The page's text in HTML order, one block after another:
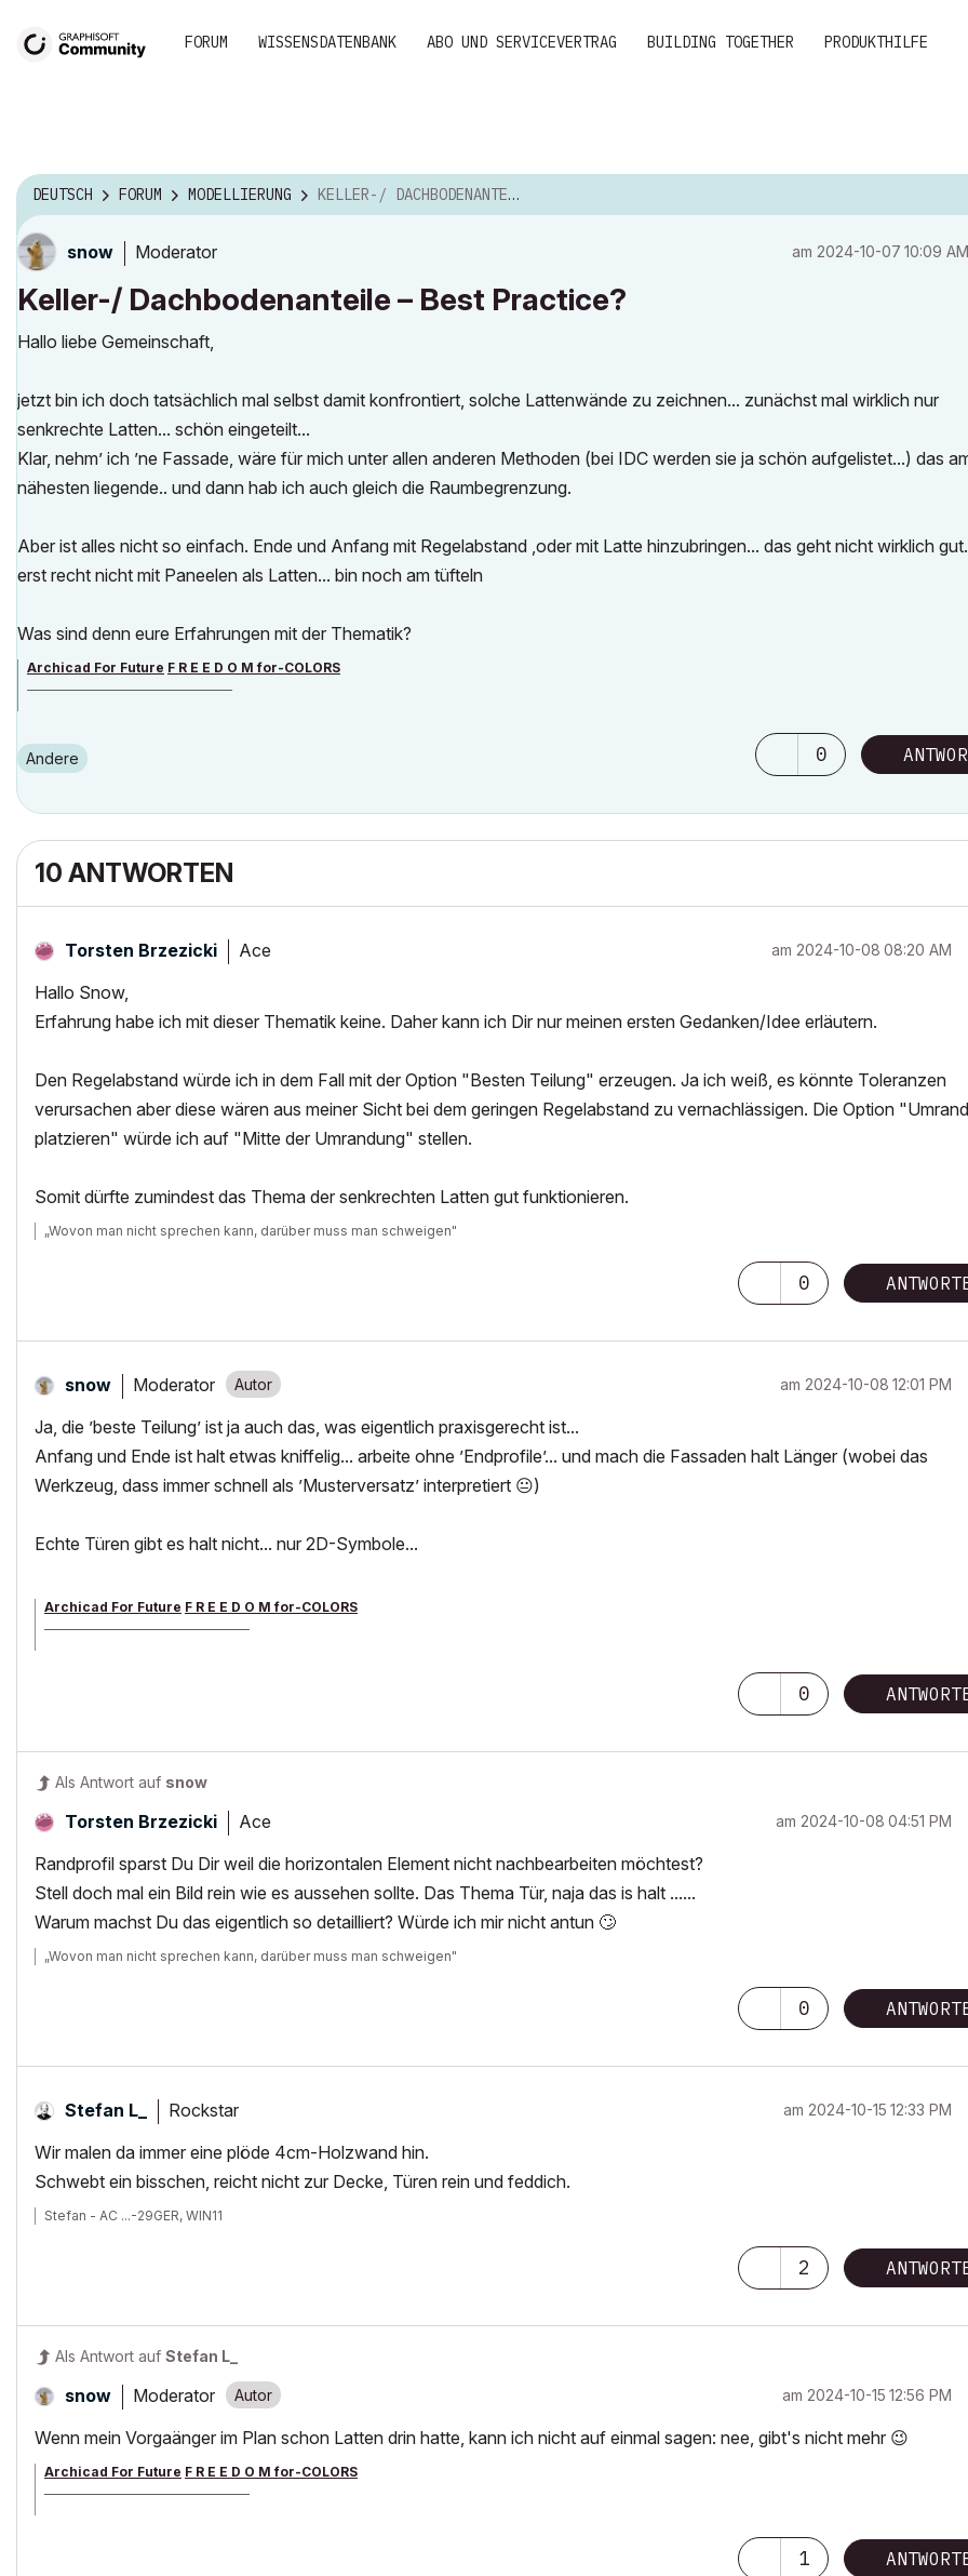
FORUM WISSENSDATENBANK ABO UND SERVICEVERTRAG BUILDING TOGETHER PRODUKTHILFE
DEUTSCH FORUM MODELLIERUNG KELLER-/ DACHBODENANTEILE – BEST PRACTICE?
snow Moderator am ‎2024-10-07 10:09 AM
Keller-/ Dachbodenanteile – Best Practice?
Hallo liebe Gemeinschaft,
jetzt bin ich doch tatsächlich mal selbst damit konfrontiert, solche Lattenwände zu zeichnen... zunächst mal wirklich nur
senkrechte Latten... schön eingeteilt...
Klar, nehm’ ich ’ne Fassade, wäre für mich unter allen anderen Methoden (bei IDC werden sie ja schön aufgelistet...) das
nähesten liegende.. und dann hab ich auch gleich die Raumbegrenzung.
Aber ist alles nicht so einfach. Ende und Anfang mit Regelabstand ,oder mit Latte hinzubringen... das geht nicht wirklich
erst recht nicht mit Paneelen als Latten... bin noch am tüfteln
Was sind denn eure Erfahrungen mit der Thematik?
Archicad For Future F R E E D O M for-COLORS
Andere 0
10 ANTWORTEN
Torsten Brzezicki Ace am ‎2024-10-08 08:20 AM
Hallo Snow,
Erfahrung habe ich mit dieser Thematik keine. Daher kann ich Dir nur meinen ersten Gedanken/Idee erläutern.
Den Regelabstand würde ich in dem Fall mit der Option "Besten Teilung" erzeugen. Ja ich weiß, es könnte Toleranzen
verursachen aber diese wären aus meiner Sicht bei dem geringen Regelabstand zu vernachlässigen. Die Option
platzieren" würde ich auf "Mitte der Umrandung" stellen.
Somit dürfte zumindest das Thema der senkrechten Latten gut funktionieren.
„Wovon man nicht sprechen kann, darüber muss man schweigen"
0
snow Moderator am ‎2024-10-08 12:01 PM
Ja, die ’beste Teilung’ ist ja auch das, was eigentlich praxisgerecht ist...
Anfang und Ende ist halt etwas kniffelig... arbeite ohne ’Endprofile’... und mach die Fassaden halt Länger (wobei das
Werkzeug, dass immer schnell als ’Musterversatz’ interpretiert 😐)
Echte Türen gibt es halt nicht... nur 2D-Symbole...
Archicad For Future F R E E D O M for-COLORS
0
Als Antwort auf snow
Torsten Brzezicki Ace am ‎2024-10-08 04:51 PM
Randprofil sparst Du Dir weil die horizontalen Element nicht nachbearbeiten möchtest?
Stell doch mal ein Bild rein wie es aussehen sollte. Das Thema Tür, naja das is halt ......
Warum machst Du das eigentlich so detailliert? Würde ich mir nicht antun 🙄
„Wovon man nicht sprechen kann, darüber muss man schweigen"
0
Stefan L_ Rockstar am ‎2024-10-15 12:33 PM
Wir malen da immer eine plöde 4cm-Holzwand hin.
Schwebt ein bisschen, reicht nicht zur Decke, Türen rein und feddich.
Stefan - AC ...-29GER, WIN11
2
Als Antwort auf Stefan L_
snow Moderator am ‎2024-10-15 12:56 PM
Wenn mein Vorgaänger im Plan schon Latten drin hatte, kann ich nicht auf einmal sagen: nee, gibt's nicht mehr 😉
Archicad For Future F R E E D O M for-COLORS
1